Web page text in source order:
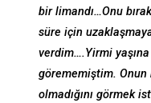
bir limandı…Onu
süre için
verdim….Yirmi
görememiştim.
olmadığını görmek